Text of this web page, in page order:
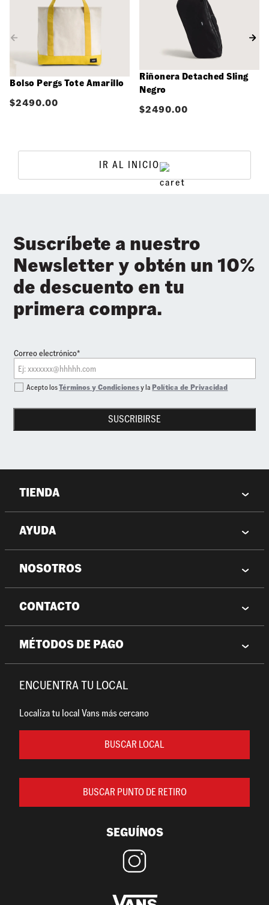
Bolso Pergs Tote Amarillo
$2490.00
Riñonera Detached Sling
Negro
$2490.00
IR AL INICIO
Suscríbete a nuestro
Newsletter y obtén un 10%
de descuento en tu
primera compra.
Correo electrónico*
SUSCRIBIRSE
Acepto losTérminos y Condicionesy laPolítica de Privacidad
TIENDA
AYUDA
NOSOTROS
CONTACTO
MÉTODOS DE PAGO
ENCUENTRA TU LOCAL
Localiza tu local Vans más cercano
BUSCAR LOCAL
BUSCAR PUNTO DE RETIRO
SEGUÍNOS